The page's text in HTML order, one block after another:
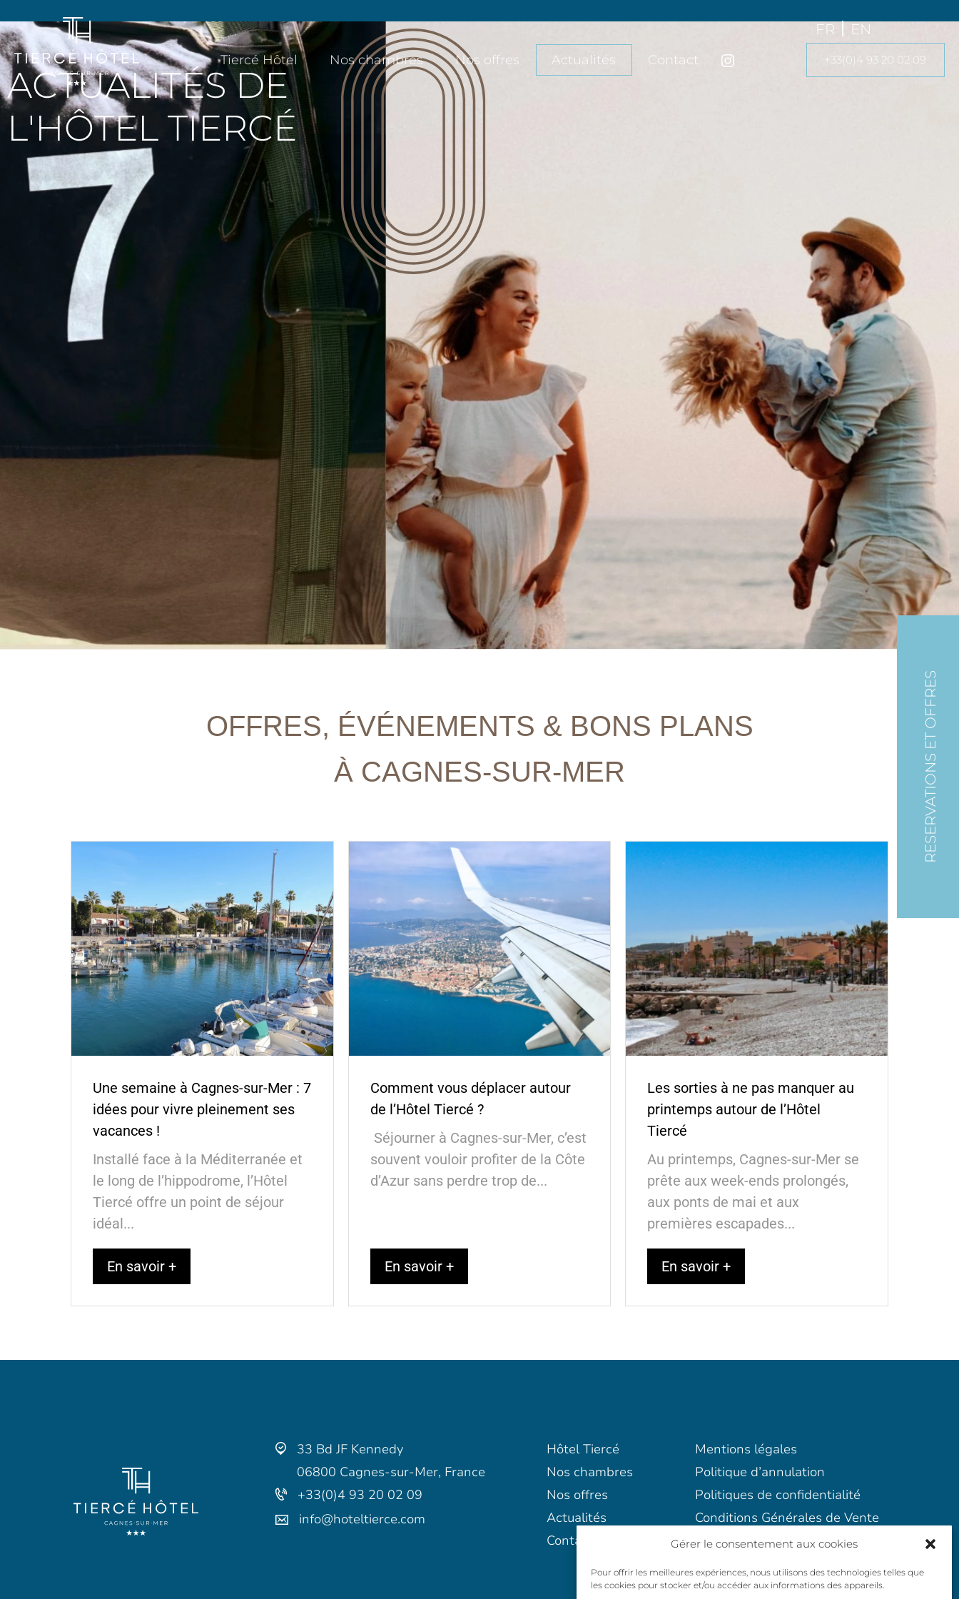
Gérer le consentement aux cookies
Pour offrir les meilleures expériences, nous utilisons des technologies telles que
les cookies pour stocker et/ou accéder aux informations des appareils.
RESERVATIONS ET OFFRES
Tiercé Hôtel Nos chambres Nos offres Actualités Contact
FR EN
+33(0)4 93 20 02 09
ACTUALITÉS DE
L'HÔTEL TIERCÉ
OFFRES, ÉVÉNEMENTS & BONS PLANS
À CAGNES-SUR-MER
Une semaine à Cagnes-sur-Mer : 7
idées pour vivre pleinement ses
vacances !
Installé face à la Méditerranée et
le long de l’hippodrome, l’Hôtel
Tiercé offre un point de séjour
idéal...
En savoir +
Comment vous déplacer autour
de l’Hôtel Tiercé ?
Séjourner à Cagnes-sur-Mer, c’est
souvent vouloir profiter de la Côte
d’Azur sans perdre trop de...
En savoir +
Les sorties à ne pas manquer au
printemps autour de l’Hôtel
Tiercé
Au printemps, Cagnes-sur-Mer se
prête aux week-ends prolongés,
aux ponts de mai et aux
premières escapades...
En savoir +
33 Bd JF Kennedy
06800 Cagnes-sur-Mer, France
+33(0)4 93 20 02 09
info@hoteltierce.com
Hôtel Tiercé
Nos chambres
Nos offres
Actualités
Contact
Mentions légales
Politique d’annulation
Politiques de confidentialité
Conditions Générales de Vente